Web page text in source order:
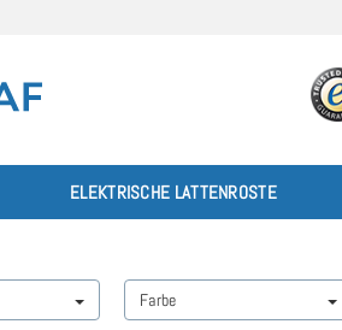
ELEKTRISCHE LATTENROSTE
Farbe